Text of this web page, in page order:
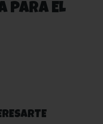
PARA EL